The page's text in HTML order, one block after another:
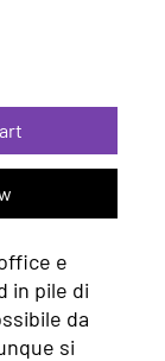
e
in pile di
da
si